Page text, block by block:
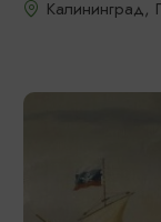
Калининград,